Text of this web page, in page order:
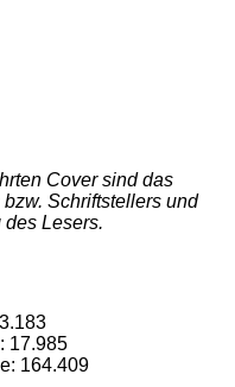
Cover sind das
Schriftstellers und
Lesers.
3.183
17.985
164.409